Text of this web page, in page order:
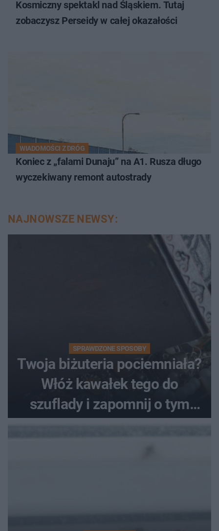
Kosmiczny spektakl nad Śląskiem. Tutaj
zobaczysz Perseidy w całej okazałości
WIADOMOŚCI Z DRÓG
Koniec z „falami Dunaju” na A1. Rusza długo
wyczekiwany remont autostrady
NAJNOWSZE NEWSY:
SPRAWDZONE SPOSOBY
Twoja biżuteria pociemniała?
Włóż kawałek tego do
szuflady i zapomnij o tym
problemie. Sposób na